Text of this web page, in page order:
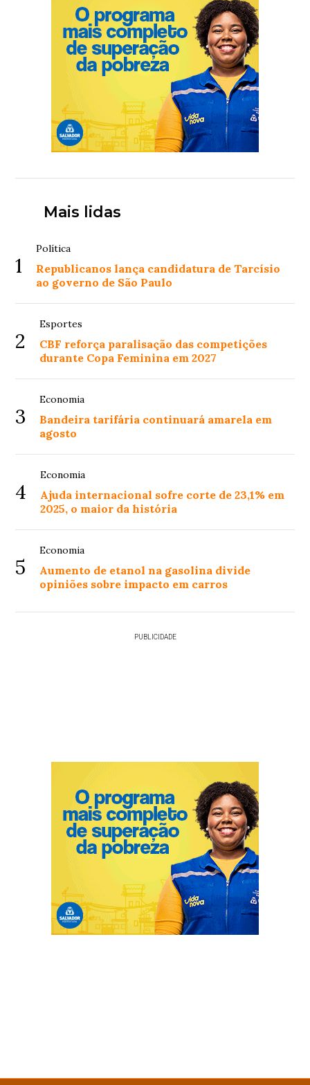
Mais lidas
1
Política
Republicanos lança candidatura de Tarcísio
ao governo de São Paulo
2
Esportes
CBF reforça paralisação das competições
durante Copa Feminina em 2027
3
Economia
Bandeira tarifária continuará amarela em
agosto
4
Economia
Ajuda internacional sofre corte de 23,1% em
2025, o maior da história
5
Economia
Aumento de etanol na gasolina divide
opiniões sobre impacto em carros
PUBLICIDADE